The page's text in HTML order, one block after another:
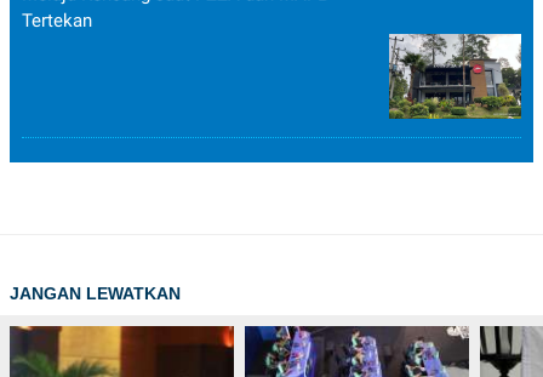
Tertekan
JANGAN LEWATKAN